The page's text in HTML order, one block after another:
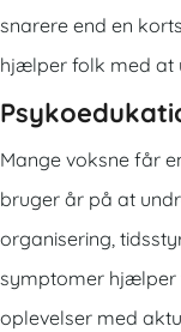
snarere end en
hjælper folk med at
Mange voksne får
bruger år på at
organisering,
symptomer hjælper
oplevelser med